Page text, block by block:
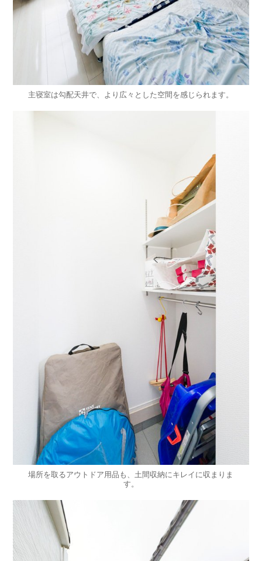
主寝室は勾配天井で、より広々とした空間を感じられます。
場所を取るアウトドア用品も、土間収納にキレイに収まりま
す。